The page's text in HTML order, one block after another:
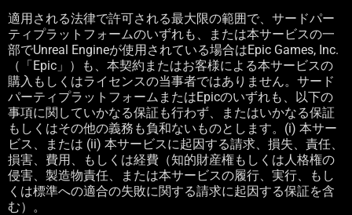
適用される法律で許可される最大限の範囲で、サードパー
ティプラットフォームのいずれも、または本サービスの一
部でUnreal Engineが使用されている場合はEpic Games, Inc.
（「Epic 」）も、本契約またはお客様による本サービスの
購入もしくはライセンスの当事者ではありません。サード
パーティプラットフォームまたはEpicのいずれも、以下の
事項に関していかなる保証も行わず、またはいかなる保証
もしくはその他の義務も負和ないものとします。 (i) 本サー
ビス、または (ii) 本サービスに起因する請求、損失、責任、
損害、費用、もしくは経費（知的財産権もしくは人格権の
侵害、製造物責任、または本サービスの履行、実行、もし
くは標準への適合の失敗に関する請求に起因する保証を含
む）。